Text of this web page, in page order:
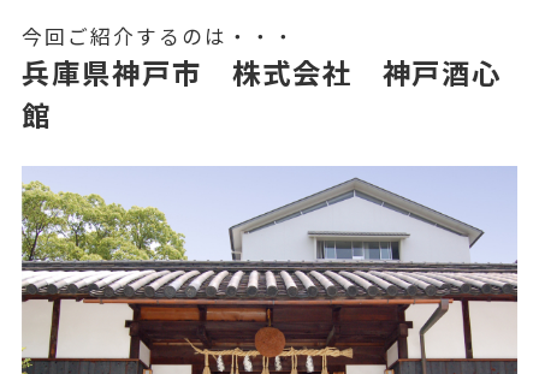
今回ご紹介するのは・・・
兵庫県神戸市 株式会社 神戸酒心
館